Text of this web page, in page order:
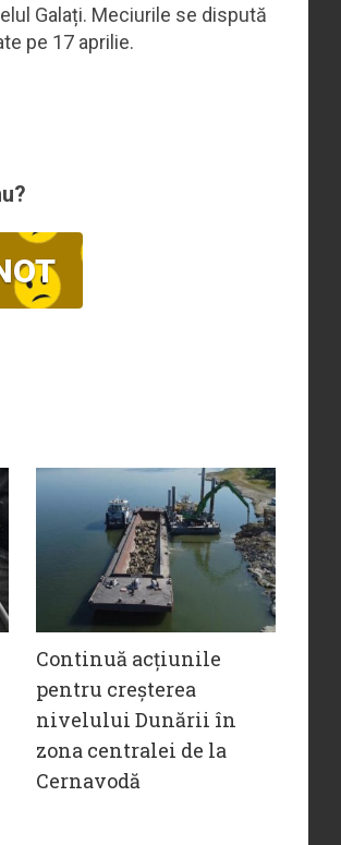
Galați. Meciurile se dispută
pe 17 aprilie.
Continuă acțiunile
pentru creșterea
nivelului Dunării în
zona centralei de la
Cernavodă